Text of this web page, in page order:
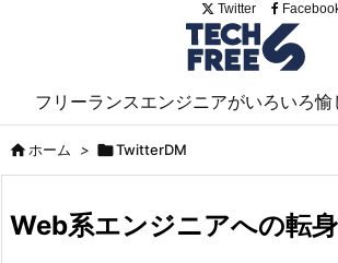
フリーランスエンジニアがいろいろ愉
Twitter
ホーム > TwitterDM
Web系エンジニアへの転身